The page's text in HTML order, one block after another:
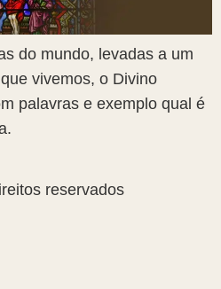
do mundo, levadas a um
vivemos, o Divino
palavras e exemplo qual é
reservados